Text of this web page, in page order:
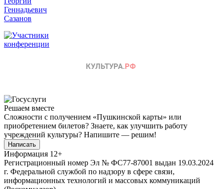
Решаем вместе
Сложности с получением «Пушкинской карты» или
приобретением билетов? Знаете, как улучшить работу
учреждений культуры? Напишите — решим!
Написать
Информация 12+
Регистрационный номер Эл № ФС77-87001 выдан 19.03.2024
г. Федеральной службой по надзору в сфере связи,
информационных технологий и массовых коммуникаций